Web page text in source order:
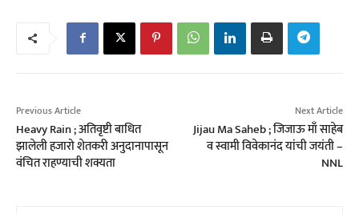
Previous Article
Heavy Rain ; अतिवृष्टी बाधित
झालेली हजारो शेतकरी अनुदानापासून
वंचित राहण्याची शक्यता
Next Article
Jijau Ma Saheb ; जिजाऊ माँ साहेब
व स्वामी विवेकानंद यांची जयंती –
NNL